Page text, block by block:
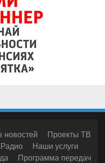
новостей
Проекты ТВ
Радио
Наши услуги
Программа передач